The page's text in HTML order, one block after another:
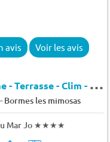
avis Voir les avis
M
obil home - Terrasse - Clim - TV 6 pers.
- Bormes les mimosas
Mar Jo ★★★★